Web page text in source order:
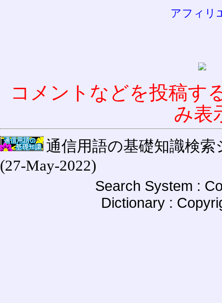
アフィリ
コメントなどを投稿す
み表
通信用語の基礎知識検索
(27-May-2022)
Search System :
Dictionary :